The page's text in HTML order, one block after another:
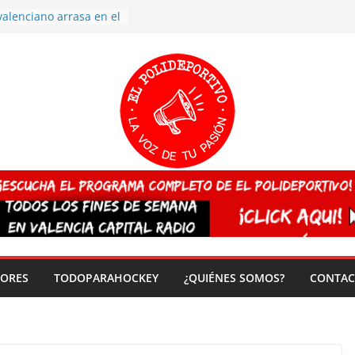
arrasa en el
más talento y
concluyen los
TRICV 2025-2026
TODOPARAHOCKEY ¿QUIÉNES SOMOS?